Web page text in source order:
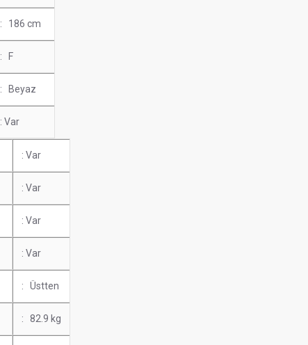
: 186 cm
: F
: Beyaz
: Var
: Var
: Var
: Var
: Var
: Üstten
: 82.9 kg